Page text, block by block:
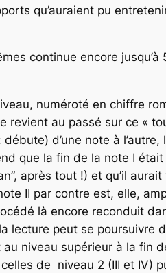
qu’auraient pu
continue encore jusqu’à
numéroté en chiffre
revient au passé sur ce «
d’une note à
que la fin de la note I
après tout !) et qu’il
II par contre est, elle,
là encore reconduit
lecture peut se poursuivre
niveau supérieur à la fin
de niveau 2 (III et IV)